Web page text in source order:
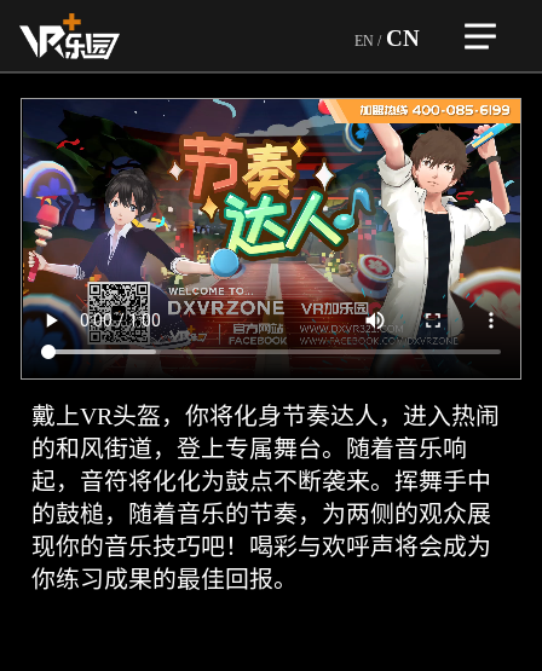
EN / CN
首页 >
自研精品
一体设备
团队优势
企业介绍 >
企业文化
企业荣誉
合作企业
游戏和设备
加盟合作 >
品牌故事
行业优势
游戏类型
服务内容
企业荣誉
玩家热评
虚拟设备 >
VR越野狂飙
VR竞技机台
赛车机台
音游机台
大空间
VR密室房
VR射击房
游戏展示 >
育碧游戏
ARVI
全球门店 >
新闻资讯 >
联系我们 >
戴上VR头盔，你将化身节奏达人，进入热闹
的和风街道，登上专属舞台。随着音乐响
起，音符将化化为鼓点不断袭来。挥舞手中
的鼓槌，随着音乐的节奏，为两侧的观众展
现你的音乐技巧吧！喝彩与欢呼声将会成为
你练习成果的最佳回报。